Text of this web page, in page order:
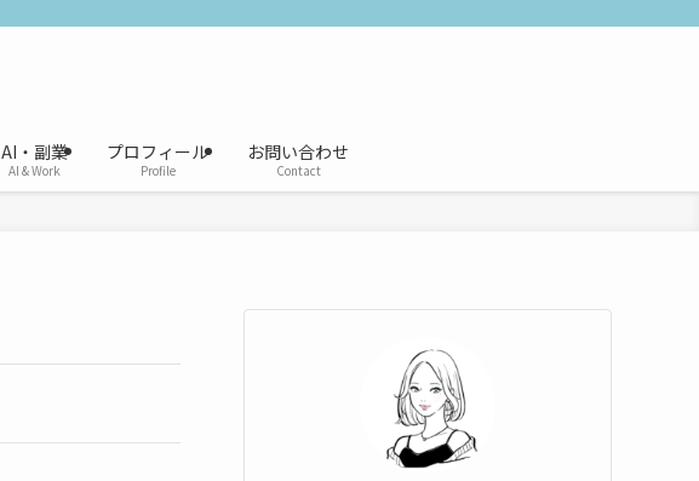
AI・副業
AI & Work
プロフィール
Profile
お問い合わせ
Contact